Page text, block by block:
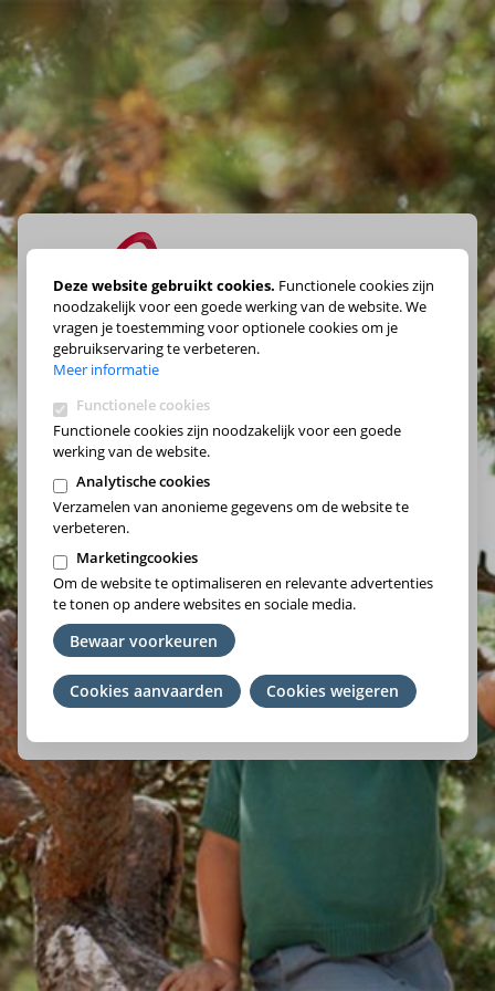
Maak je keuze
Vlaams-Brabant/Brussel
Wallonie
We raden je aan om het ziekenfonds te kiezen waar je lid
van bent. Ben je geen lid? Kies de regio waar je woont.
Deze website gebruikt cookies. Functionele cookies zijn
noodzakelijk voor een goede werking van de website. We
vragen je toestemming voor optionele cookies om je
gebruikservaring te verbeteren.
Meer informatie
Functionele cookies
Functionele cookies zijn noodzakelijk voor een goede
werking van de website.
Analytische cookies
Verzamelen van anonieme gegevens om de website te
verbeteren.
Marketingcookies
Om de website te optimaliseren en relevante advertenties
te tonen op andere websites en sociale media.
Bewaar voorkeuren
Cookies weigeren
Cookies aanvaarden
Je
toestemming
intrekken